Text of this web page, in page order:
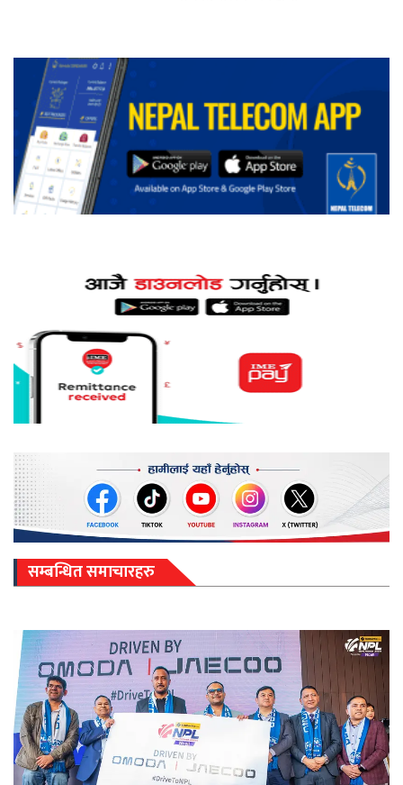
सम्बन्धित समाचारहरु